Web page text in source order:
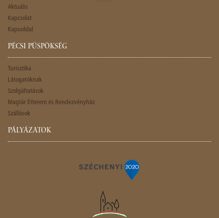
Aktuális
Kapcsolat
Kapuoldal
PÉCSI PÜSPÖKSÉG
Turisztika
Látogatóknak
Szolgáltatások
Magtár Étterem és Rendezvényház
Szállások
PÁLYÁZATOK